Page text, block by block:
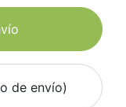
de envío)